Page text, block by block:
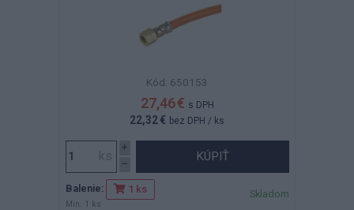
Kód: 650153
27,46 € s DPH
22,32 € bez DPH / ks
KÚPIŤ
Balenie: 1 ks
Min. 1 ks
Skladom